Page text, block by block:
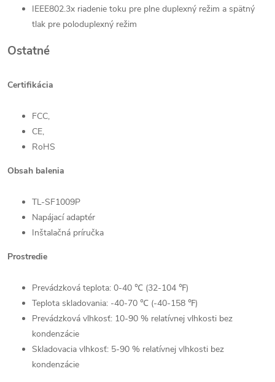
IEEE802.3x riadenie toku pre plne duplexný režim a spätný
tlak pre poloduplexný režim
Ostatné
Certifikácia
FCC,
CE,
RoHS
Obsah balenia
TL-SF1009P
Napájací adaptér
Inštalačná príručka
Prostredie
Prevádzková teplota: 0-40 ℃ (32-104 ℉)
Teplota skladovania: -40-70 ℃ (-40-158 ℉)
Prevádzková vlhkosť: 10-90 % relatívnej vlhkosti bez
kondenzácie
Skladovacia vlhkosť: 5-90 % relatívnej vlhkosti bez
kondenzácie